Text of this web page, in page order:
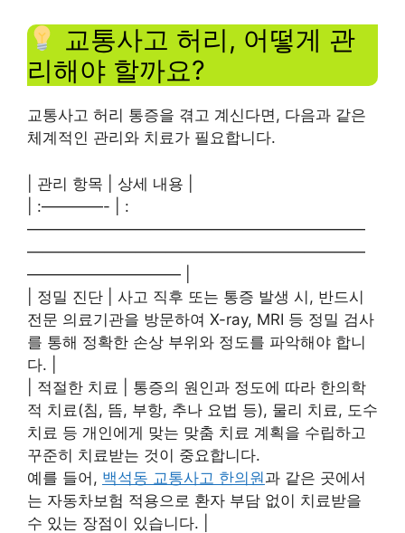
교통사고 허리, 어떻게 관
리해야 할까요?
교통사고 허리 통증을 겪고 계신다면, 다음과 같은
체계적인 관리와 치료가 필요합니다.
| 관리 항목 | 상세 내용 |
| :————- | :
——————————————————————
——————————————————————
—————————— |
| 정밀 진단 | 사고 직후 또는 통증 발생 시, 반드시
전문 의료기관을 방문하여 X-ray, MRI 등 정밀 검사
를 통해 정확한 손상 부위와 정도를 파악해야 합니
다. |
| 적절한 치료 | 통증의 원인과 정도에 따라 한의학
적 치료(침, 뜸, 부항, 추나 요법 등), 물리 치료, 도수
치료 등 개인에게 맞는 맞춤 치료 계획을 수립하고
꾸준히 치료받는 것이 중요합니다.
예를 들어, 백석동 교통사고 한의원과 같은 곳에서
는 자동차보험 적용으로 환자 부담 없이 치료받을
수 있는 장점이 있습니다. |